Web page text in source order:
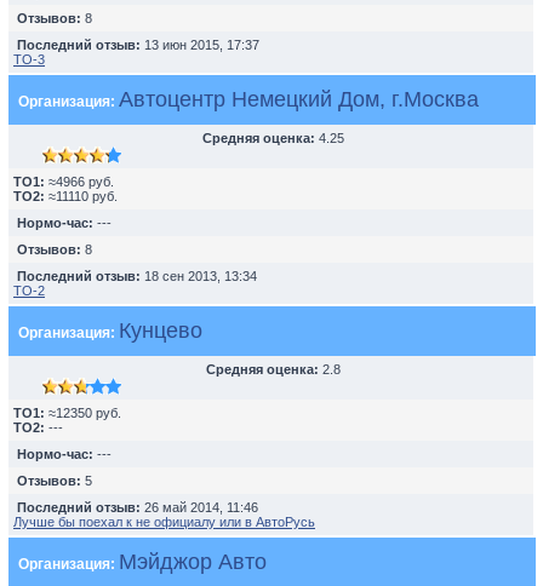
Отзывов: 8
Последний отзыв: 13 июн 2015, 17:37
ТО-3
Организация: Автоцентр Немецкий Дом, г.Москва
Средняя оценка: 4.25
TO1: ≈4966 руб.
TO2: ≈11110 руб.
Нормо-час: ---
Отзывов: 8
Последний отзыв: 18 сен 2013, 13:34
TO-2
Организация: Кунцево
Средняя оценка: 2.8
TO1: ≈12350 руб.
TO2: ---
Нормо-час: ---
Отзывов: 5
Последний отзыв: 26 май 2014, 11:46
Лучше бы поехал к не официалу или в АвтоРусь
Организация: Мэйджор Авто